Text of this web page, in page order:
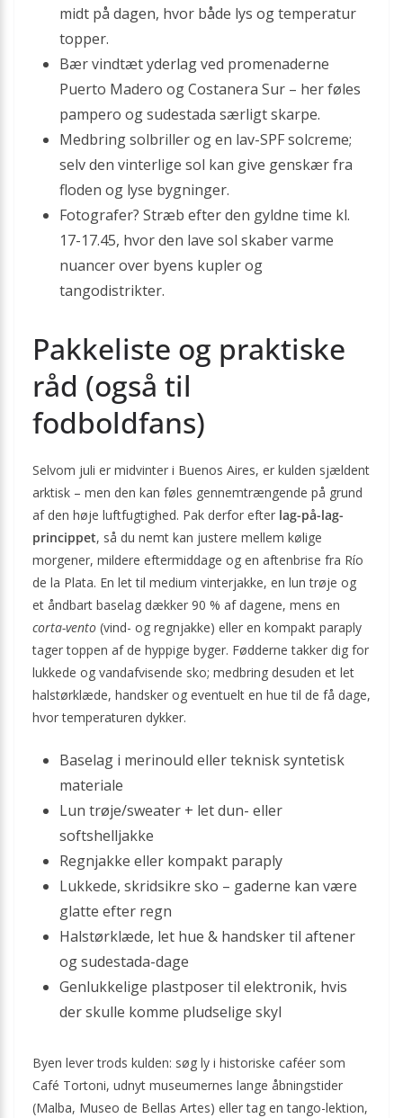
midt på dagen, hvor både lys og temperatur
topper.
Bær vindtæt yderlag ved promenaderne
Puerto Madero og Costanera Sur – her føles
pampero og sudestada særligt skarpe.
Medbring solbriller og en lav-SPF solcreme;
selv den vinterlige sol kan give genskær fra
floden og lyse bygninger.
Fotografer? Stræb efter den gyldne time kl.
17-17.45, hvor den lave sol skaber varme
nuancer over byens kupler og
tangodistrikter.
Pakkeliste og praktiske
råd (også til
fodboldfans)
Selvom juli er midvinter i Buenos Aires, er kulden sjældent
arktisk – men den kan føles gennemtrængende på grund
af den høje luftfugtighed. Pak derfor efter lag-på-lag-
princippet, så du nemt kan justere mellem kølige
morgener, mildere eftermiddage og en aftenbrise fra Río
de la Plata. En let til medium vinterjakke, en lun trøje og
et åndbart baselag dækker 90 % af dagene, mens en
corta-vento (vind- og regnjakke) eller en kompakt paraply
tager toppen af de hyppige byger. Fødderne takker dig for
lukkede og vandafvisende sko; medbring desuden et let
halstørklæde, handsker og eventuelt en hue til de få dage,
hvor temperaturen dykker.
Baselag i merinould eller teknisk syntetisk
materiale
Lun trøje/sweater + let dun- eller
softshelljakke
Regnjakke eller kompakt paraply
Lukkede, skridsikre sko – gaderne kan være
glatte efter regn
Halstørklæde, let hue & handsker til aftener
og sudestada-dage
Genlukkelige plastposer til elektronik, hvis
der skulle komme pludselige skyl
Byen lever trods kulden: søg ly i historiske caféer som
Café Tortoni, udnyt museumernes lange åbningstider
(Malba, Museo de Bellas Artes) eller tag en tango-lektion,